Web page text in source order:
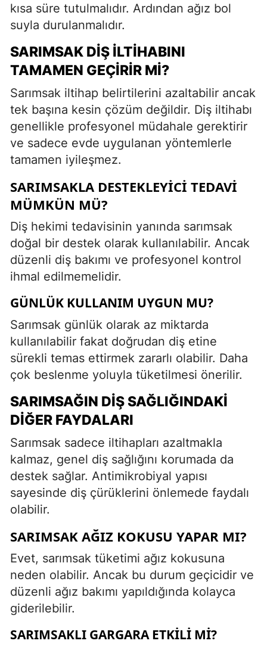
kısa süre tutulmalıdır. Ardından ağız bol
suyla durulanmalıdır.
SARIMSAK DIŞ İLTIHABINI
TAMAMEN GEÇIRIR MI?
Sarımsak iltihap belirtilerini azaltabilir ancak
tek başına kesin çözüm değildir. Diş iltihabı
genellikle profesyonel müdahale gerektirir
ve sadece evde uygulanan yöntemlerle
tamamen iyileşmez.
SARIMSAKLA DESTEKLEYICI TEDAVI
MÜMKÜN MÜ?
Diş hekimi tedavisinin yanında sarımsak
doğal bir destek olarak kullanılabilir. Ancak
düzenli diş bakımı ve profesyonel kontrol
ihmal edilmemelidir.
GÜNLÜK KULLANIM UYGUN MU?
Sarımsak günlük olarak az miktarda
kullanılabilir fakat doğrudan diş etine
sürekli temas ettirmek zararlı olabilir. Daha
çok beslenme yoluyla tüketilmesi önerilir.
SARIMSAĞIN DIŞ SAĞLIĞINDAKI
DIĞER FAYDALARI
Sarımsak sadece iltihapları azaltmakla
kalmaz, genel diş sağlığını korumada da
destek sağlar. Antimikrobiyal yapısı
sayesinde diş çürüklerini önlemede faydalı
olabilir.
SARIMSAK AĞIZ KOKUSU YAPAR MI?
Evet, sarımsak tüketimi ağız kokusuna
neden olabilir. Ancak bu durum geçicidir ve
düzenli ağız bakımı yapıldığında kolayca
giderilebilir.
SARIMSAKLI GARGARA ETKILI MI?